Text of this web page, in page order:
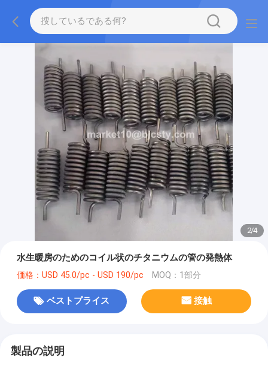
2/4
水生暖房のためのコイル状のチタニウムの管の発熱体
価格：USD 45.0/pc - USD 190/pc MOQ：1部分
ベストプライス 接触
製品の説明